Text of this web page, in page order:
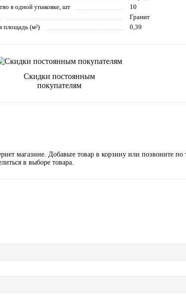
в одной упаковке, шт
10
Гранит
площадь (м²)
0,39
Скидки постоянным
покупателям
магазине. Добавьте товар в корзину или позвоните по
в выборе товара.